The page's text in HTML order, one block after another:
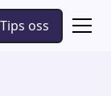
Tips oss